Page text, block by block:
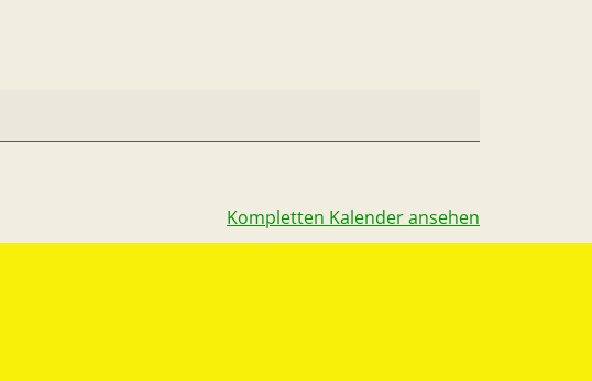
Kompletten Kalender ansehen